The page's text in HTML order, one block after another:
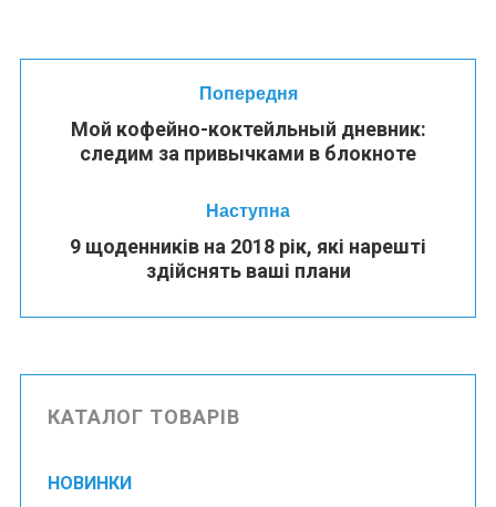
Попередня
Мой кофейно-коктейльный дневник:
следим за привычками в блокноте
Наступна
9 щоденників на 2018 рік, які нарешті
здійснять ваші плани
КАТАЛОГ ТОВАРІВ
НОВИНКИ